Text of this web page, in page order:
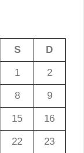
S D
1 2
8 9
15 16
22 23